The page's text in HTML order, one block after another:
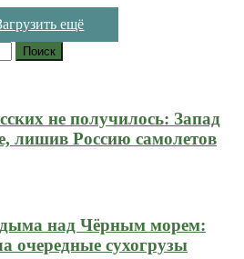
ещё
не получилось: Запад
лишив Россию самолетов
над Чёрным морем:
очередные сухогрузы